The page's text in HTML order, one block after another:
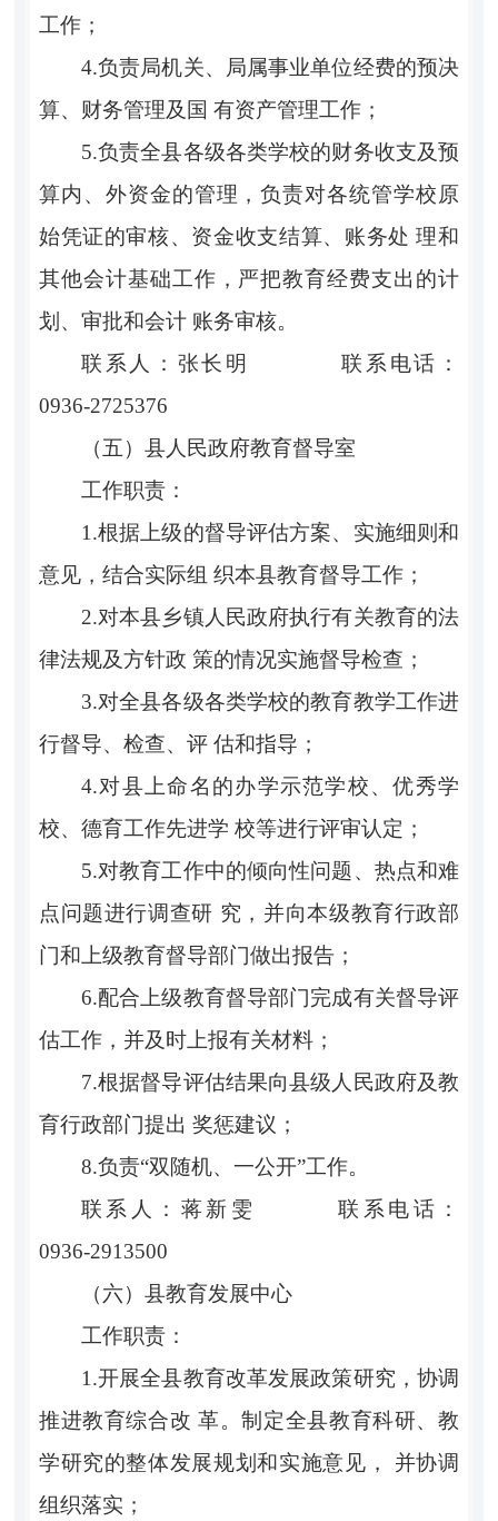
工作；
4.负责局机关、局属事业单位经费的预决
算、财务管理及国 有资产管理工作；
5.负责全县各级各类学校的财务收支及预
算内、外资金的管理，负责对各统管学校原
始凭证的审核、资金收支结算、账务处 理和
其他会计基础工作，严把教育经费支出的计
划、审批和会计 账务审核。
联系人：张长明 联系电话：
0936-2725376
（五）县人民政府教育督导室
工作职责：
1.根据上级的督导评估方案、实施细则和
意见，结合实际组 织本县教育督导工作；
2.对本县乡镇人民政府执行有关教育的法
律法规及方针政 策的情况实施督导检查；
3.对全县各级各类学校的教育教学工作进
行督导、检查、评 估和指导；
4.对县上命名的办学示范学校、优秀学
校、德育工作先进学 校等进行评审认定；
5.对教育工作中的倾向性问题、热点和难
点问题进行调查研 究，并向本级教育行政部
门和上级教育督导部门做出报告；
6.配合上级教育督导部门完成有关督导评
估工作，并及时上报有关材料；
7.根据督导评估结果向县级人民政府及教
育行政部门提出 奖惩建议；
8.负责“双随机、一公开”工作。
联系人：蒋新雯 联系电话：
0936-2913500
（六）县教育发展中心
工作职责：
1.开展全县教育改革发展政策研究，协调
推进教育综合改 革。制定全县教育科研、教
学研究的整体发展规划和实施意见， 并协调
组织落实；